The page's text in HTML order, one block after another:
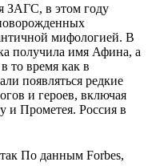
ЗАГС, в этом году
мифологией. В
получила имя Афина, а
то время как в
появляться редкие
и героев, включая
и Прометея. Россия в
По данным Forbes,